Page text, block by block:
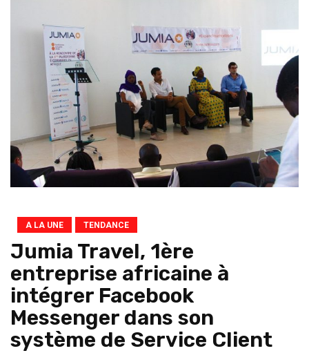
A LA UNE TENDANCE
Jumia Travel, 1ère
entreprise africaine à
intégrer Facebook
Messenger dans son
système de Service Client